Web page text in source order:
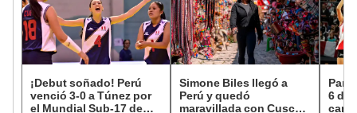
¡Debut soñado! Perú
venció 3-0 a Túnez por
el Mundial Sub-17 de
Simone Biles llegó a
Perú y quedó
maravillada con Cusco:
6 de